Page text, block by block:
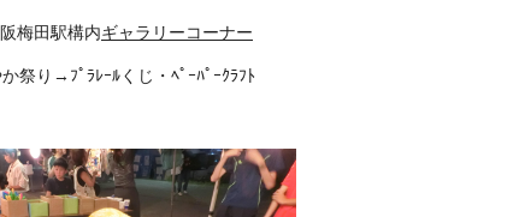
梅田駅構内ギャラリーコーナー
祭り→ﾌﾟﾗﾚｰﾙくじ・ﾍﾟｰﾊﾟｰｸﾗﾌﾄ